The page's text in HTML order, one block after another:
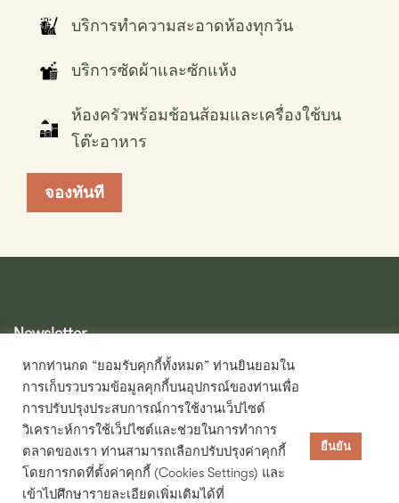
บริการทำความสะอาดห้องทุกวัน
บริการซัดผ้าและซักแห้ง
ห้องครัวพร้อมช้อนส้อมและเครื่องใช้บน
โต๊ะอาหาร
จองทันที
Newsletter
หากท่านกด “ยอมรับคุกกี้ทั้งหมด” ท่านยินยอมใน
การเก็บรวบรวมข้อมูลคุกกี้บนอุปกรณ์ของท่านเพื่อ
การปรับปรุงประสบการณ์การใช้งานเว็ปไซต์
วิเคราะห์การใช้เว็ปไซต์และช่วยในการทำการ
ตลาดของเรา ท่านสามารถเลือกปรับปรุงค่าคุกกี้
โดยการกดที่ตั้งค่าคุกกี้ (Cookies Settings) และ
เข้าไปศึกษารายละเอียดเพิ่มเติมได้ที่
ยืนยัน